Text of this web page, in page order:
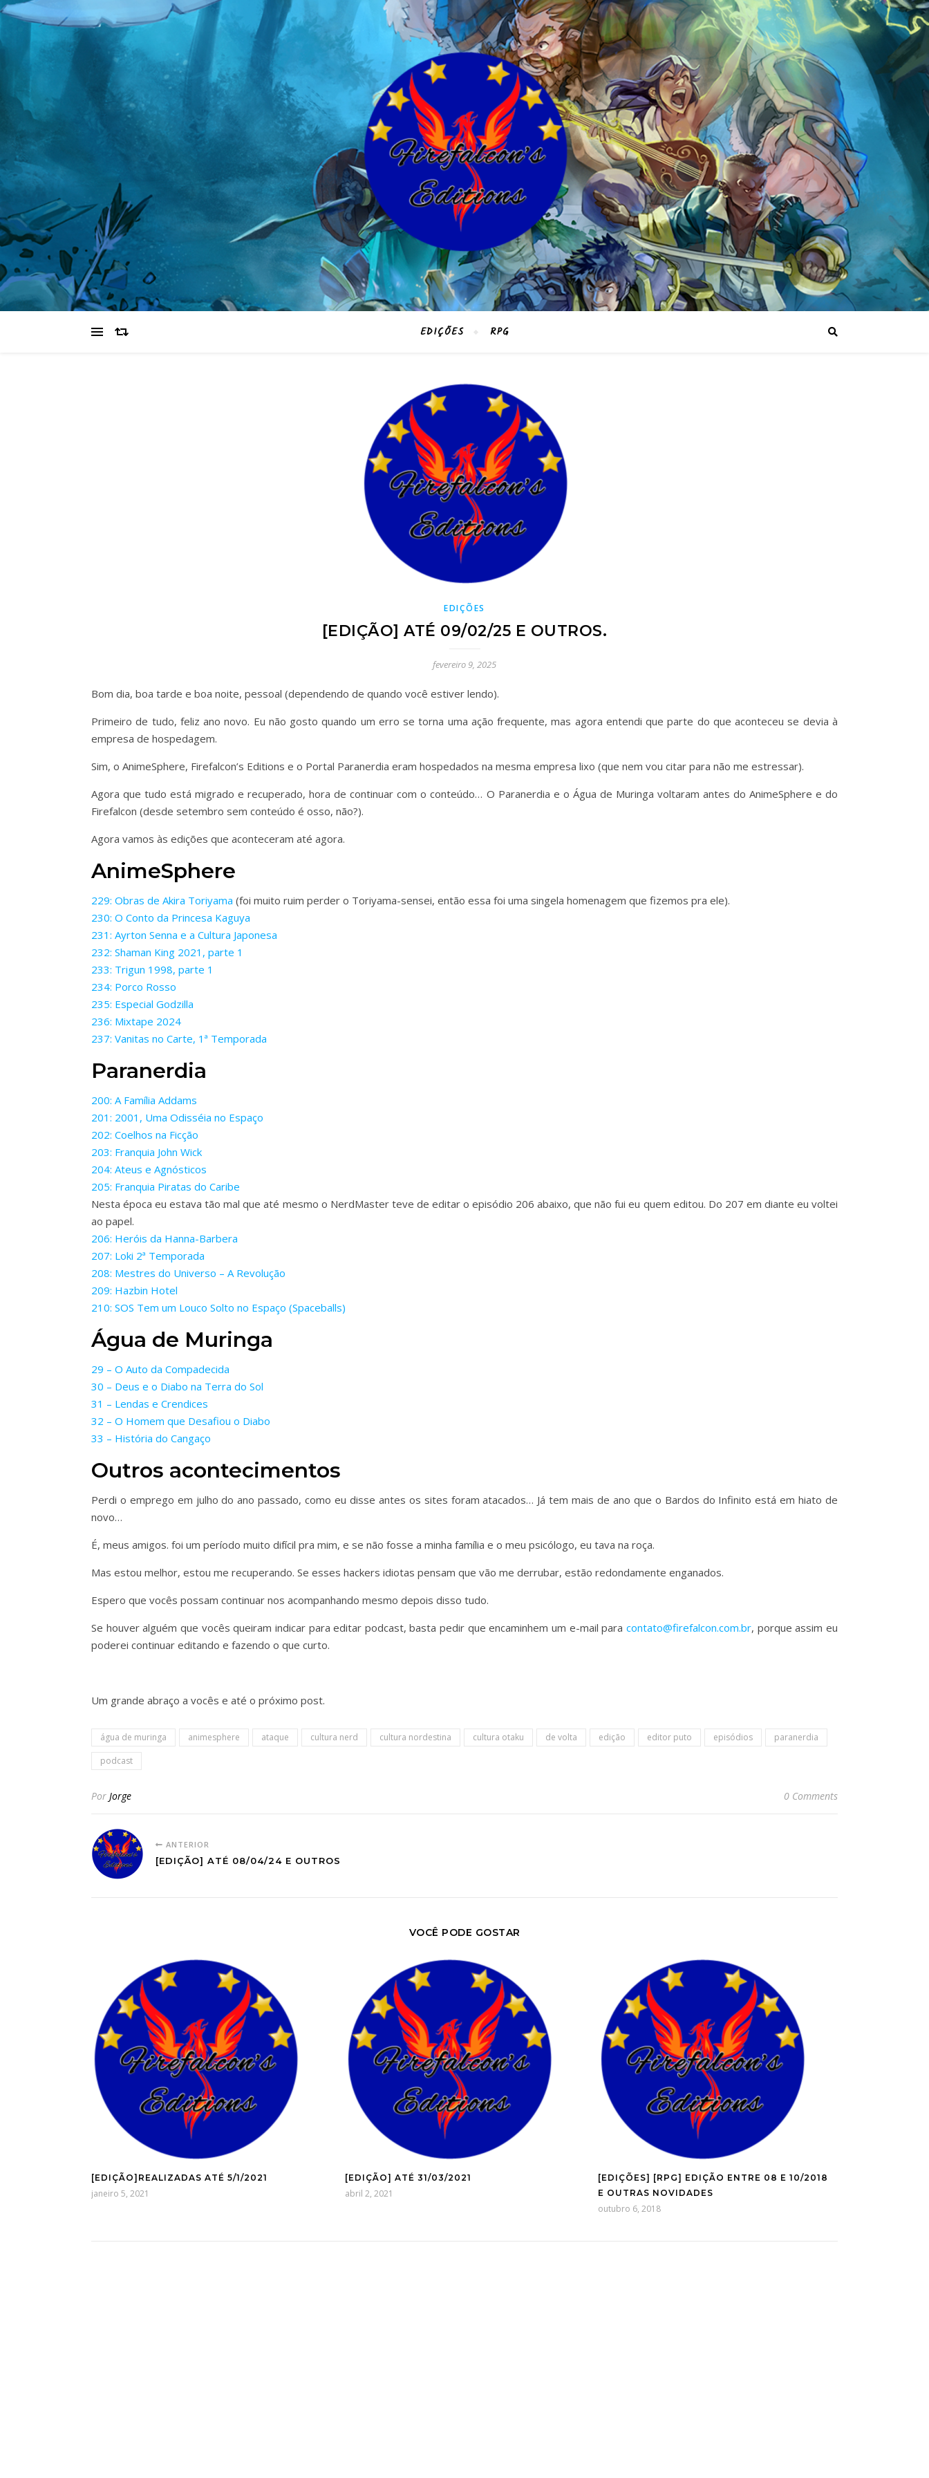
EDIÇÕES RPG
EDIÇÕES
[EDIÇÃO] ATÉ 09/02/25 E OUTROS.
fevereiro 9, 2025
Bom dia, boa tarde e boa noite, pessoal (dependendo de quando você estiver lendo).
Primeiro de tudo, feliz ano novo. Eu não gosto quando um erro se torna uma ação frequente, mas agora entendi que parte do que aconteceu se devia à
empresa de hospedagem.
Sim, o AnimeSphere, Firefalcon’s Editions e o Portal Paranerdia eram hospedados na mesma empresa lixo (que nem vou citar para não me estressar).
Agora que tudo está migrado e recuperado, hora de continuar com o conteúdo… O Paranerdia e o Água de Muringa voltaram antes do AnimeSphere e do
Firefalcon (desde setembro sem conteúdo é osso, não?).
Agora vamos às edições que aconteceram até agora.
AnimeSphere
229: Obras de Akira Toriyama (foi muito ruim perder o Toriyama-sensei, então essa foi uma singela homenagem que fizemos pra ele).
230: O Conto da Princesa Kaguya
231: Ayrton Senna e a Cultura Japonesa
232: Shaman King 2021, parte 1
233: Trigun 1998, parte 1
234: Porco Rosso
235: Especial Godzilla
236: Mixtape 2024
237: Vanitas no Carte, 1ª Temporada
Paranerdia
200: A Família Addams
201: 2001, Uma Odisséia no Espaço
202: Coelhos na Ficção
203: Franquia John Wick
204: Ateus e Agnósticos
205: Franquia Piratas do Caribe
Nesta época eu estava tão mal que até mesmo o NerdMaster teve de editar o episódio 206 abaixo, que não fui eu quem editou. Do 207 em diante eu voltei
ao papel.
206: Heróis da Hanna-Barbera
207: Loki 2ª Temporada
208: Mestres do Universo – A Revolução
209: Hazbin Hotel
210: SOS Tem um Louco Solto no Espaço (Spaceballs)
Água de Muringa
29 – O Auto da Compadecida
30 – Deus e o Diabo na Terra do Sol
31 – Lendas e Crendices
32 – O Homem que Desafiou o Diabo
33 – História do Cangaço
Outros acontecimentos
Perdi o emprego em julho do ano passado, como eu disse antes os sites foram atacados… Já tem mais de ano que o Bardos do Infinito está em hiato de
novo…
É, meus amigos. foi um período muito difícil pra mim, e se não fosse a minha família e o meu psicólogo, eu tava na roça.
Mas estou melhor, estou me recuperando. Se esses hackers idiotas pensam que vão me derrubar, estão redondamente enganados.
Espero que vocês possam continuar nos acompanhando mesmo depois disso tudo.
Se houver alguém que vocês queiram indicar para editar podcast, basta pedir que encaminhem um e-mail paracontato@firefalcon.com.br, porque assim eu
poderei continuar editando e fazendo o que curto.
Um grande abraço a vocês e até o próximo post.
água de muringa animesphere ataque cultura nerd cultura nordestina cultura otaku de volta edição editor puto episódios
paranerdia
podcast
Por Jorge 0 Comments
ANTERIOR
[EDIÇÃO] ATÉ 08/04/24 E OUTROS
VOCÊ PODE GOSTAR
[EDIÇÃO]REALIZADAS ATÉ 5/1/2021
janeiro 5, 2021
[EDIÇÃO] ATÉ 31/03/2021
abril 2, 2021
[EDIÇÕES] [RPG] EDIÇÃO ENTRE 08 E 10/2018
E OUTRAS NOVIDADES
outubro 6, 2018